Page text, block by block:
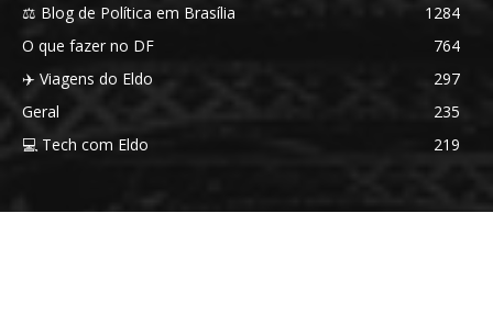
⚖️ Blog de Política em Brasília
1284
O que fazer no DF
764
✈️ Viagens do Eldo
297
Geral
235
💻 Tech com Eldo
219